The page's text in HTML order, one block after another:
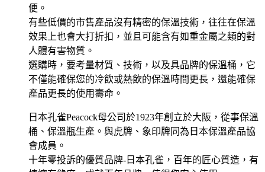
便。
有些低價的市售產品沒有精密的保溫技術，往往在保溫
效果上也會大打折扣，並且可能含有如重金屬之類的對
人體有害物質。
選購時，要考量材質、技術，以及具品牌的保溫桶，它
不僅能確保您的冷飲或熱飲的保溫時間更長，還能確保
產品更長的使用壽命。
日本孔雀Peacock母公司於1923年創立於大阪，從事保溫
桶、保溫瓶生產。與虎牌、象印牌同為日本保溫產品協
會成員。
十年零投訴的優質品牌-日本孔雀，百年的匠心質造，有